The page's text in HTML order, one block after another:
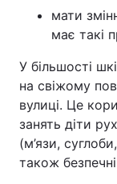
мати
має такі
У більшості
на свіжому
вулиці. Це
занять діти
(м’язи,
також